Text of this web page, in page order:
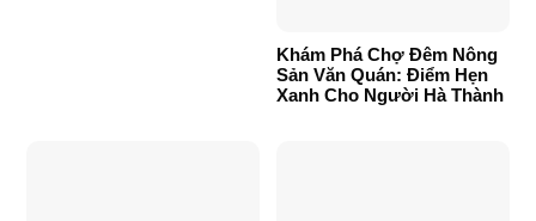
Khám Phá Chợ Đêm Nông
Sản Văn Quán: Điểm Hẹn
Xanh Cho Người Hà Thành